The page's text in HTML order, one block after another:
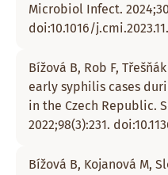
Microbiol Infect.
doi:10.1016/
Bížová B, Rob F,
early syphilis cases
in the Czech Republic.
2022;98(3):231.
Bížová B, Kojanová M,